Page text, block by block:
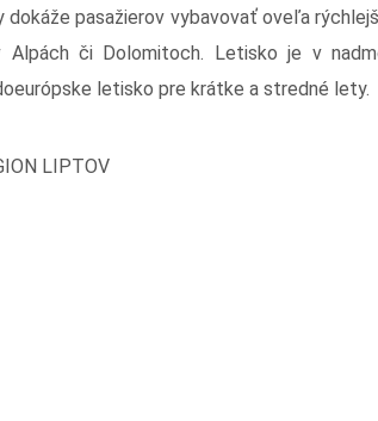
dokáže pasažierov vybavovať oveľa
Alpách či Dolomitoch. Letisko je v
letisko pre krátke a stredné lety.
LIPTOV